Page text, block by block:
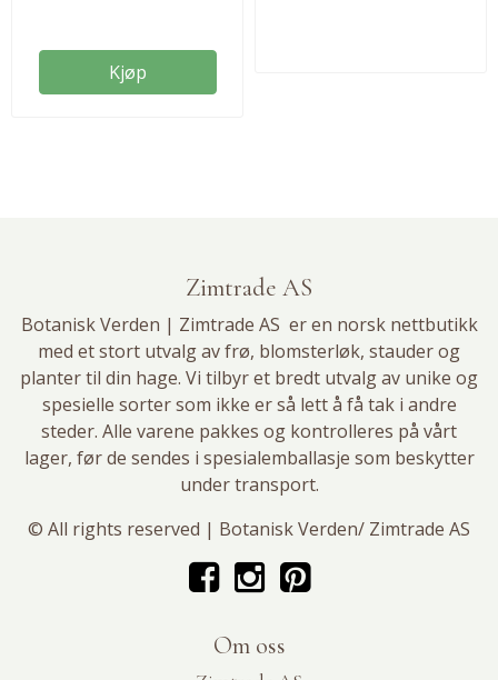
Trives best lyst, men ikke
direkte sollys. Antall frø i
Kjøp
Zimtrade AS
Botanisk Verden | Zimtrade AS er en norsk nettbutikk
med et stort utvalg avfrø, blomsterløk, stauder og
planter til din hage. Vi tilbyr et bredt utvalg av unike og
spesielle sorter som ikke er så lett å få tak i andre
steder. Alle varene pakkes og kontrolleres på vårt
lager, før de sendes i spesialemballasje som beskytter
under transport.
© All rights reserved | Botanisk Verden/ Zimtrade AS
Om oss